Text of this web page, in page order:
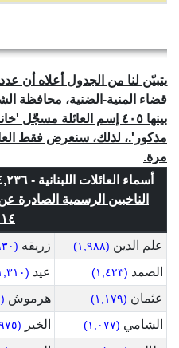
يتبيّن لنا من الجدول أعلاه أن
مرة.
أسماء العائلات اللبنانية - ٤,٢٣٦ إسم عائلة فريد، حسب
الناخبين الرسمية الصادرة عن
علم الدين (١,٩٨٨) زريقه (١,٦٣٠)
الصمد (١,٤٢٣) عيد (١,٣١٠)
عثمان (١,١٧٩) هرموش (١,١٢٩)
الشامي (١,٠٧٧) الخير (٩٧٥)